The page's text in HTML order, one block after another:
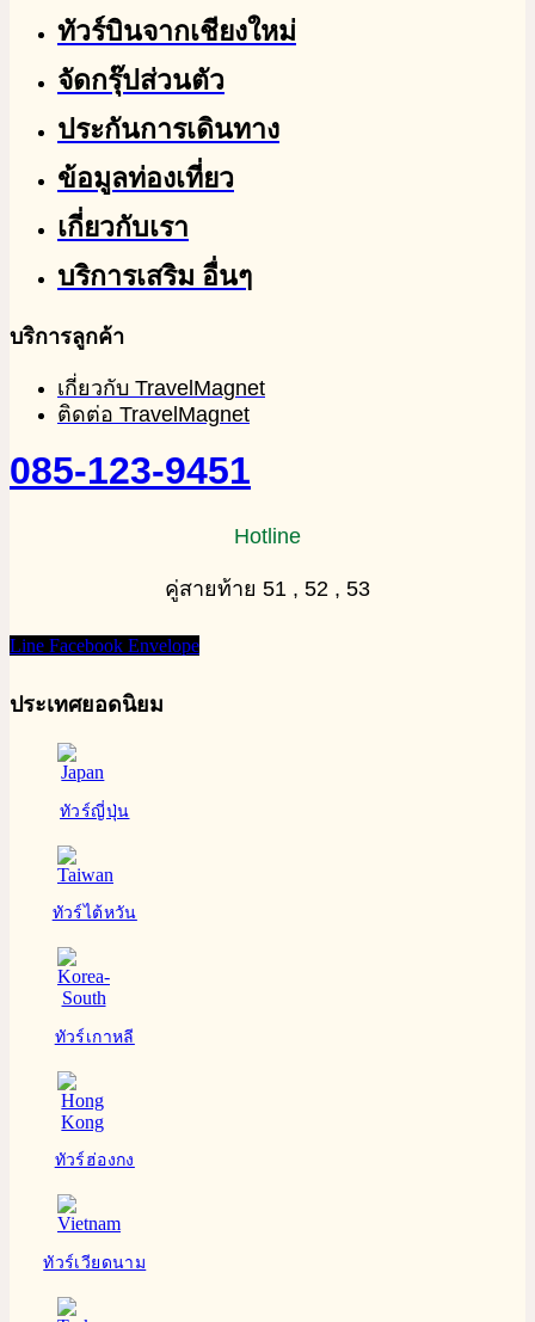
ทัวร์บินจากเชียงใหม่
จัดกรุ๊ปส่วนตัว
ประกันการเดินทาง
ข้อมูลท่องเที่ยว
เกี่ยวกับเรา
บริการเสริม อื่นๆ
บริการลูกค้า
เกี่ยวกับ TravelMagnet
ติดต่อ TravelMagnet
085-123-9451
Hotline
คู่สายท้าย 51 , 52 , 53
Line Facebook Envelope
ประเทศยอดนิยม
ทัวร์ญี่ปุ่น
ทัวร์ไต้หวัน
ทัวร์เกาหลี
ทัวร์ฮ่องกง
ทัวร์เวียดนาม